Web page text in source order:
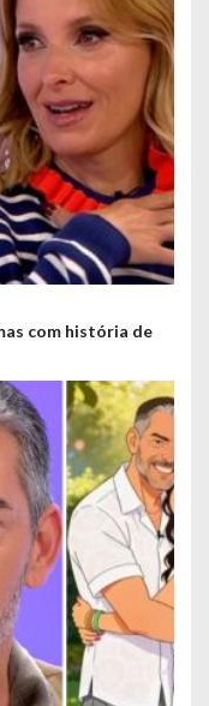
com história de